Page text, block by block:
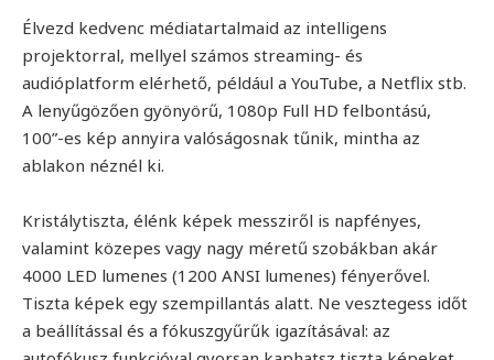
Élvezd kedvenc médiatartalmaid az intelligens
projektorral, mellyel számos streaming- és
audióplatform elérhető, például a YouTube, a Netflix stb.
A lenyűgözően gyönyörű, 1080p Full HD felbontású,
100”-es kép annyira valóságosnak tűnik, mintha az
ablakon néznél ki.
Kristálytiszta, élénk képek messziről is napfényes,
valamint közepes vagy nagy méretű szobákban akár
4000 LED lumenes (1200 ANSI lumenes) fényerővel.
Tiszta képek egy szempillantás alatt. Ne vesztegess időt
a beállítással és a fókuszgyűrűk igazításával: az